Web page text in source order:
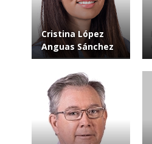
Cristina López
Anguas Sánchez